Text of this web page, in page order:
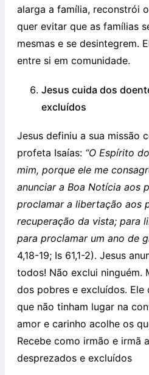
alarga a família, reconstrói
quer evitar que as famílias
mesmas e se desintegrem.
entre si em comunidade.
Jesus cuida dos
excluídos
Jesus definiu a sua missão
profeta Isaías: “O Espírito
mim, porque ele me
anunciar a Boa Notícia aos
proclamar a libertação aos
recuperação da vista; para
para proclamar um ano de
4,18-19; Is 61,1-2). Jesus
todos! Não exclui ninguém.
dos pobres e excluídos. Ele
que não tinham lugar na
amor e carinho acolhe os
Recebe como irmão e irmã
desprezados e excluídos